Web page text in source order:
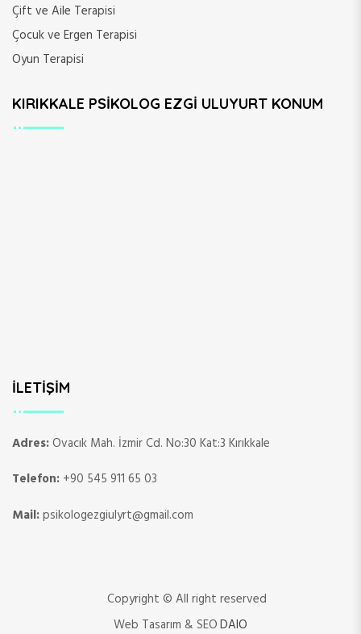
Çift ve Aile Terapisi
Çocuk ve Ergen Terapisi
Oyun Terapisi
KIRIKKALE PSIKOLOG EZGI ULUYURT KONUM
İLETIŞIM
Adres:Ovacık Mah. İzmir Cd. No:30 Kat:3 Kırıkkale
Telefon: +90 545 911 65 03
Mail:psikologezgiulyrt@gmail.com
Copyright © All right reserved
Web Tasarım & SEODAIO